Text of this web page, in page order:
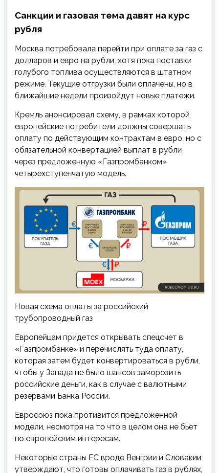
Санкции и газовая тема давят на курс
рубля
Москва потребовала перейти при оплате за газ с
долларов и евро на рубли, хотя пока поставки
голубого топлива осуществляются в штатном
режиме. Текущие отгрузки были оплачены, но в
ближайшие недели произойдут новые платежи.
Кремль анонсировал схему, в рамках которой
европейские потребители должны совершать
оплату по действующим контрактам в евро, но с
обязательной конвертацией выплат в рубли
через предложенную «Газпромбанком»
четырехступенчатую модель.
Новая схема оплаты за российский
трубопроводный газ
Европейцам придется открывать спецсчет в
«Газпромбанке» и перечислять туда оплату,
которая затем будет конвертироваться в рубли,
чтобы у Запада не было шансов заморозить
российские деньги, как в случае с валютными
резервами Банка России.
Евросоюз пока противится предложенной
модели, несмотря на то что в целом она не бьет
по европейским интересам.
Некоторые страны ЕС вроде Венгрии и Словакии
утверждают, что готовы оплачивать газ в рублях,